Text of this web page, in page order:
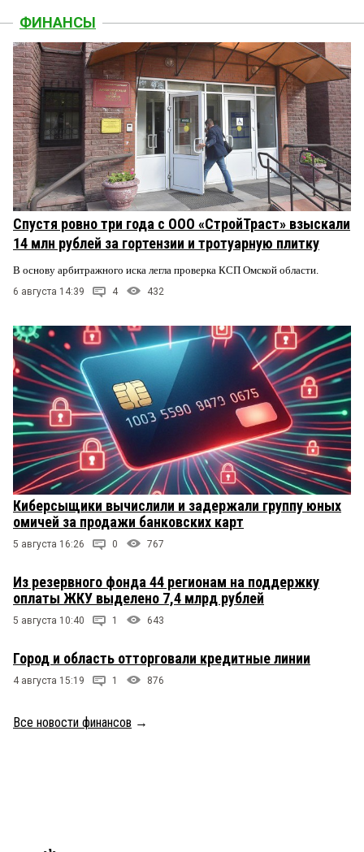
ФИНАНСЫ
Спустя ровно три года с ООО «СтройТраст» взыскали
14 млн рублей за гортензии и тротуарную плитку
В основу арбитражного иска легла проверка КСП Омской области.
6 августа 14:39 4 432
Киберсыщики вычислили и задержали группу юных
омичей за продажи банковских карт
5 августа 16:26 0 767
Из резервного фонда 44 регионам на поддержку
оплаты ЖКУ выделено 7,4 млрд рублей
5 августа 10:40 1 643
Город и область отторговали кредитные линии
4 августа 15:19 1 876
Все новости финансов →